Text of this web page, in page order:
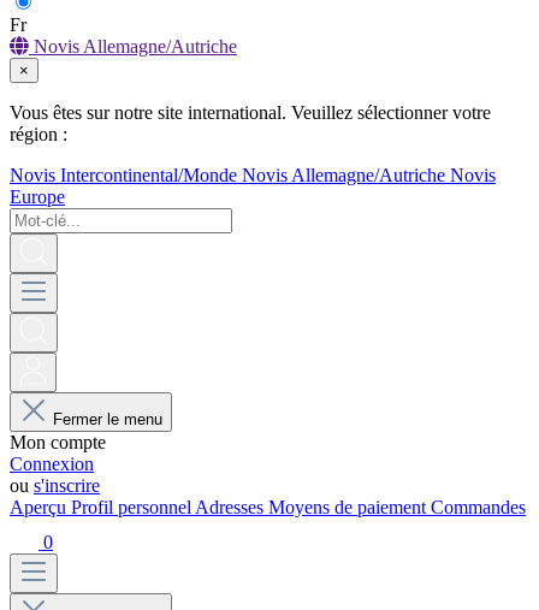
Fr
Novis Allemagne/Autriche
×
Vous êtes sur notre site international. Veuillez sélectionner votre
région :
Novis Intercontinental/Monde Novis Allemagne/Autriche Novis
Europe
Fermer le menu
Mon compte
Connexion
ou s'inscrire
Aperçu Profil personnel Adresses Moyens de paiement Commandes
0